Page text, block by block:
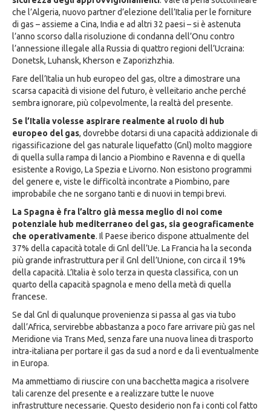
che l’Algeria, nuovo partner d’elezione dell’Italia per le forniture
di gas – assieme a Cina, India e ad altri 32 paesi – si è astenuta
l’anno scorso dalla risoluzione di condanna dell’Onu contro
l’annessione illegale alla Russia di quattro regioni dell’Ucraina:
Donetsk, Luhansk, Kherson e Zaporizhzhia.
Fare dell’Italia un hub europeo del gas, oltre a dimostrare una
scarsa capacità di visione del futuro, è velleitario anche perché
sembra ignorare, più colpevolmente, la realtà del presente.
Se l’Italia volesse aspirare realmente al ruolo di hub
europeo del gas, dovrebbe dotarsi di una capacità addizionale di
rigassificazione del gas naturale liquefatto (Gnl) molto maggiore
di quella sulla rampa di lancio a Piombino e Ravenna e di quella
esistente a Rovigo, La Spezia e Livorno. Non esistono programmi
del genere e, viste le difficoltà incontrate a Piombino, pare
improbabile che ne sorgano tanti e di nuovi in tempi brevi.
La Spagna è fra l’altro già messa meglio di noi come
potenziale hub mediterraneo del gas, sia geograficamente
che operativamente. Il Paese iberico dispone attualmente del
37% della capacità totale di Gnl dell’Ue. La Francia ha la seconda
più grande infrastruttura per il Gnl dell’Unione, con circa il 19%
della capacità. L’Italia è solo terza in questa classifica, con un
quarto della capacità spagnola e meno della metà di quella
francese.
Se dal Gnl di qualunque provenienza si passa al gas via tubo
dall’Africa, servirebbe abbastanza a poco fare arrivare più gas nel
Meridione via Trans Med, senza fare una nuova linea di trasporto
intra-italiana per portare il gas da sud a nord e da lì eventualmente
in Europa.
Ma ammettiamo di riuscire con una bacchetta magica a risolvere
tali carenze del presente e a realizzare tutte le nuove
infrastrutture necessarie. Questo desiderio non fa i conti col fatto